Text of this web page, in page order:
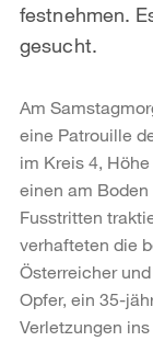
festnehmen.
gesucht.
Am
eine Patrouille
im Kreis 4,
einen am
Fusstritten
verhafteten die
Österreicher
Opfer, ein 35-
Verletzungen